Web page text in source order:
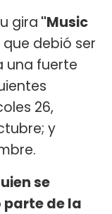
gira "Music
que debió ser
una fuerte
26,
y
se
parte de la